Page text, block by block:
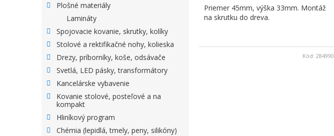
Plošné materiály
Lamináty
Spojovacie kovanie, skrutky, kolíky
Stolové a rektifikačné nohy, kolieska
Drezy, príborníky, koše, odsávače
Svetlá, LED pásky, transformátory
Kancelárske vybavenie
Kovanie stolové, posteľové a na
kompakt
Hliníkový program
Chémia (lepidlá, tmely, peny, silikóny)
Priemer 45mm, výška 33mm. Montáž
na skrutku do dreva.
Kód: 284990